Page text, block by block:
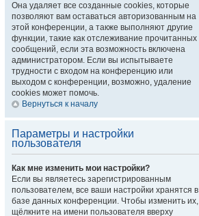
Она удаляет все созданные cookies, которые
позволяют вам оставаться авторизованным на
этой конференции, а также выполняют другие
функции, такие как отслеживание прочитанных
сообщений, если эта возможность включена
администратором. Если вы испытываете
трудности с входом на конференцию или
выходом с конференции, возможно, удаление
cookies может помочь.
Вернуться к началу
Параметры и настройки
пользователя
Как мне изменить мои настройки?
Если вы являетесь зарегистрированным
пользователем, все ваши настройки хранятся в
базе данных конференции. Чтобы изменить их,
щёлкните на имени пользователя вверху